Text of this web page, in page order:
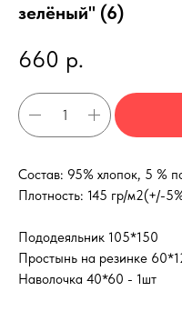
зелёный" (6)
660 р.
Состав: 95% хлопок, 5 %
Плотность: 145 гр/м2(+/-
Пододеяльник 105*150
Простынь на резинке
Наволочка 40*60 - 1шт